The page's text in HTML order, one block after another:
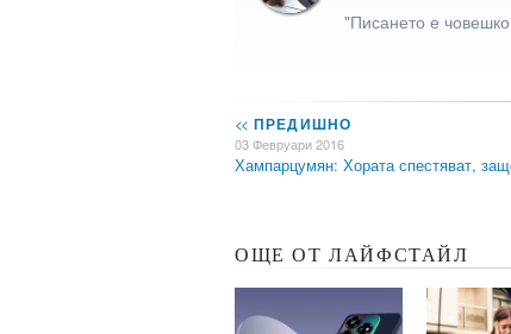
"Писането е
<< ПРЕДИШНО
03 Февруари 2016
Хампарцумян: Хората спестяват,
ОЩЕ ОТ ЛАЙФСТАЙЛ